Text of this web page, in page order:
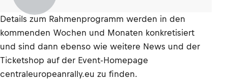
Details zum Rahmenprogramm werden in den
kommenden Wochen und Monaten konkretisiert
und sind dann ebenso wie weitere News und der
Ticketshop auf der Event-Homepage
centraleuropeanrally.eu zu finden.